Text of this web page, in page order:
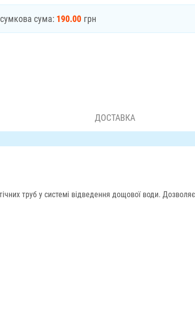
сума: 190.00 грн
ДОСТАВКА
труб у системі відведення дощової води.